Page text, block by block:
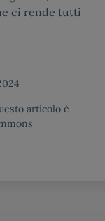
ci rende tutti
articolo è